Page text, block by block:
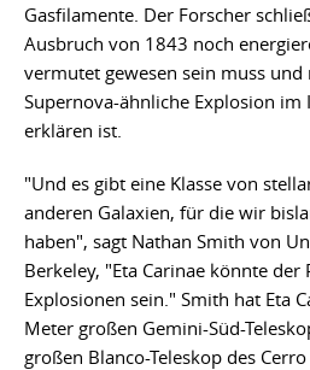
Gasfilamente. Der Forscher
Ausbruch von 1843 noch
vermutet gewesen sein muss
Supernova-ähnliche Explosion im
erklären ist.
"Und es gibt eine Klasse von
anderen Galaxien, für die wir
haben", sagt Nathan Smith von
Berkeley, "Eta Carinae könnte
Explosionen sein." Smith hat Eta
Meter großen Gemini-Süd-
großen Blanco-Teleskop des